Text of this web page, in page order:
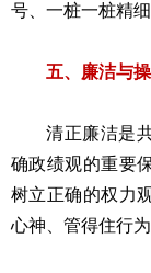
号、一桩一桩精细
五、廉洁与
清正廉洁是
确政绩观的重要
树立正确的权力
心神、管得住行